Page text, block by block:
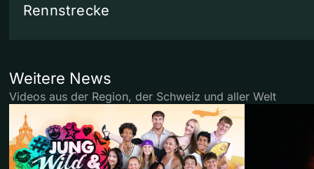
Rennstrecke
Weitere News
Videos aus der Region, der Schweiz und aller Welt